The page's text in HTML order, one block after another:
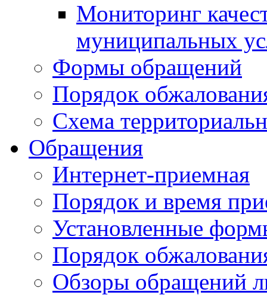
Мониторинг
муниципальных
Формы обращений
Порядок
Схема
Обращения
Интернет-приемная
Порядок и время
Установленные
Порядок
Обзоры обращений